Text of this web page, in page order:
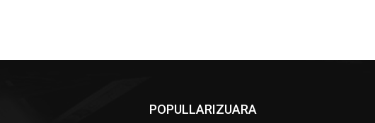
POPULLARIZUARA